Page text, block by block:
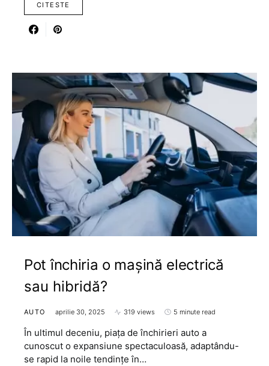
CITESTE
Pot închiria o mașină electrică
sau hibridă?
AUTO aprilie 30, 2025 319 views 5 minute read
În ultimul deceniu, piața de închirieri auto a
cunoscut o expansiune spectaculoasă, adaptându-
se rapid la noile tendințe în…